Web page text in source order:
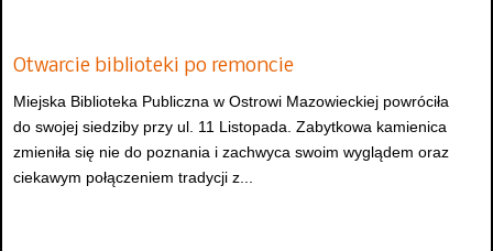
Otwarcie biblioteki po remoncie
Miejska Biblioteka Publiczna w Ostrowi Mazowieckiej powróciła
do swojej siedziby przy ul. 11 Listopada. Zabytkowa kamienica
zmieniła się nie do poznania i zachwyca swoim wyglądem oraz
ciekawym połączeniem tradycji z...